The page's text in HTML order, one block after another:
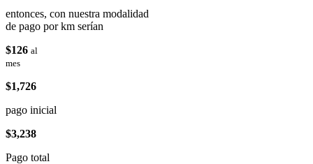
entonces, con nuestra modalidad
de pago por km serían
$126 al
mes
$1,726
pago inicial
$3,238
Pago total